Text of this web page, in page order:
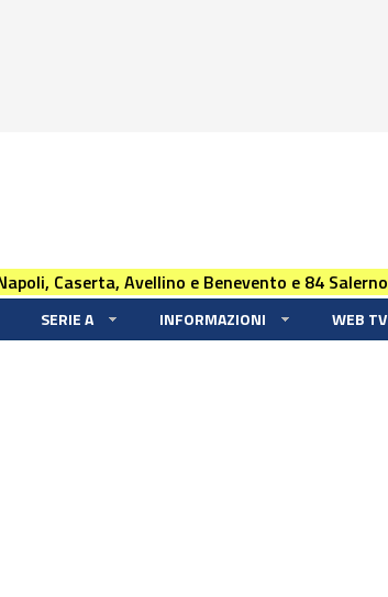
Caserta, Avellino e Benevento e 84 Salerno
SERIE A INFORMAZIONI WEB TV